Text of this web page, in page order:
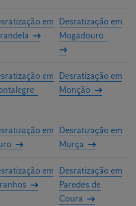
em Desratização em
Mogadouro
em Desratização em
Monção
em Desratização em
Murça
em Desratização em
Paredes de
Coura